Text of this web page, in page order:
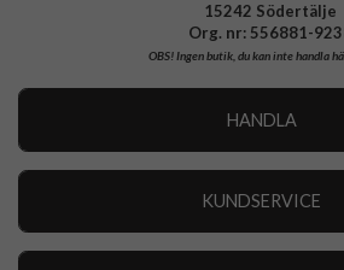
15242 Södertälje
Org. nr: 556881-
OBS!Ingen butik, du kan inte handla
HANDLA
KUNDSERVICE